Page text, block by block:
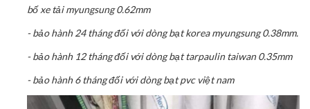
bố xe tải myungsung 0.62mm
- bảo hành 24 tháng đối với dòng bạt korea myungsung 0.38mm.
- bảo hành 12 tháng đối với dòng bạt tarpaulin taiwan 0.35mm
- bảo hành 6 tháng đối với dòng bạt pvc việt nam